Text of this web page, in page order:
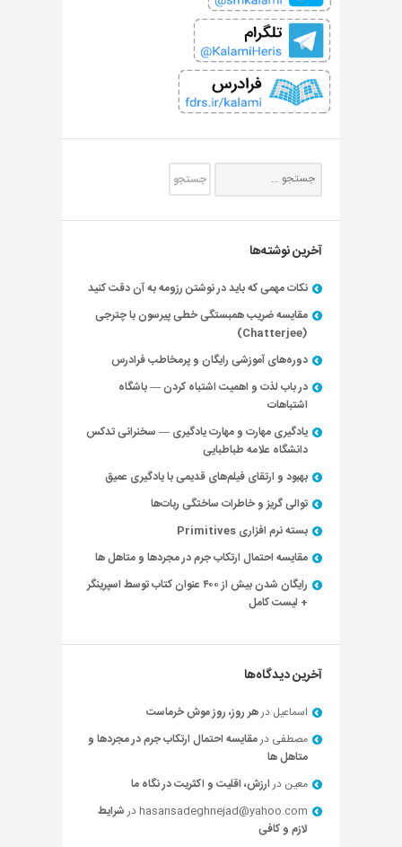
آخرین نوشته‌ها
نکات مهمی که باید در نوشتن رزومه به آن دقت کنید
مقایسه ضریب همبستگی خطی پیرسون با چترجی
(Chatterjee)
دوره‌های آموزشی رایگان و پرمخاطب فرادرس
در باب لذت و اهمیت اشتباه کردن — باشگاه
اشتباهات
یادگیری مهارت و مهارت یادگیری — سخنرانی تدکس
دانشگاه علامه طباطبایی
بهبود و ارتقای فیلم‌های قدیمی با یادگیری عمیق
توالی گریز و خاطرات ساختگی ربات‌ها
بسته نرم افزاری Primitives
مقایسه احتمال ارتکاب جرم در مجردها و متاهل ها
رایگان شدن بیش از ۴۰۰ عنوان کتاب توسط اسپرینگر
+ لیست کامل
آخرین دیدگاه‌ها
اسماعیل درهر روز، روز موش خرماست
مصطفی درمقایسه احتمال ارتکاب جرم در مجردها و
متاهل ها
معین درارزش، اقلیت و اکثریت در نگاه ما
hasansadeghnejad@yahoo.com درشرایط
لازم و کافی